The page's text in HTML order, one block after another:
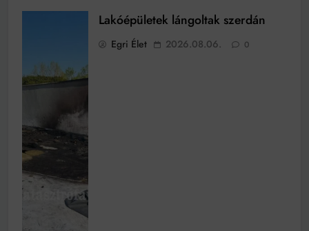
Lakóépületek lángoltak szerdán
Egri Élet 2026.08.06. 0